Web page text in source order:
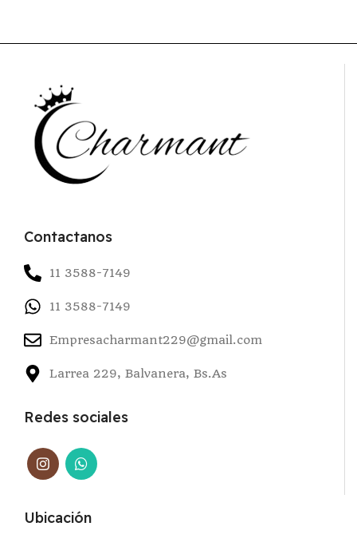
Contactanos
11 3588-7149
11 3588-7149
Empresacharmant229@gmail.com
Larrea 229, Balvanera, Bs.As
Redes sociales
Ubicación